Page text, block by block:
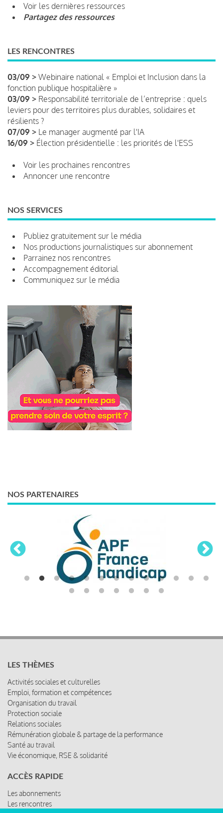
Voir les dernières ressources
Partagez des ressources
LES RENCONTRES
03/09 > Webinaire national « Emploi et Inclusion dans la
fonction publique hospitalière »
03/09 > Responsabilité territoriale de l’entreprise : quels
leviers pour des territoires plus durables, solidaires et
résilients ?
07/09 > Le manager augmenté par l'IA
16/09 > Élection présidentielle : les priorités de l'ESS
Voir les prochaines rencontres
Annoncer une rencontre
NOS SERVICES
Publiez gratuitement sur le média
Nos productions journalistiques sur abonnement
Parrainez nos rencontres
Accompagnement éditorial
Communiquez sur le média
NOS PARTENAIRES
LES THÈMES
Activités sociales et culturelles
Emploi, formation et compétences
Organisation du travail
Protection sociale
Relations sociales
Rémunération globale & partage de la performance
Santé au travail
Vie économique, RSE & solidarité
ACCÈS RAPIDE
Les abonnements
Les rencontres